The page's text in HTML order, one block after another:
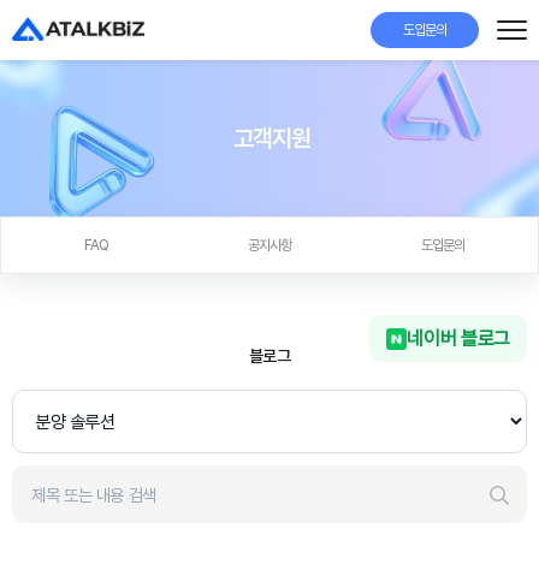
도입문의
고객지원
FAQ 공지사항 도입문의
블로그
네이버 블로그